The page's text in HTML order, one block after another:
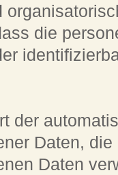
die
der
Daten,
Daten